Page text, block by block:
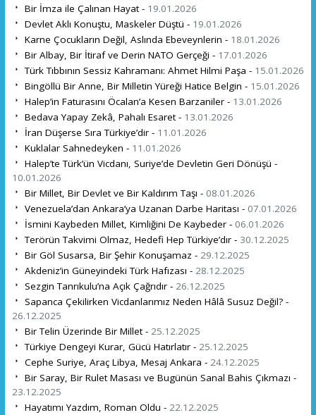
Bir İmza ile Çalınan Hayat - 19.01.2026
Devlet Aklı Konuştu, Maskeler Düştü - 19.01.2026
Karne Çocukların Değil, Aslında Ebeveynlerin - 18.01.2026
Bir Albay, Bir İtiraf ve Derin NATO Gerçeği - 17.01.2026
Türk Tıbbının Sessiz Kahramanı: Ahmet Hilmi Paşa - 15.01.2026
Bingöllü Bir Anne, Bir Milletin Yüreği Hatice Belgin - 15.01.2026
Halep’in Faturasını Öcalan’a Kesen Barzaniler - 13.01.2026
Bedava Yapay Zekâ, Pahalı Esaret - 13.01.2026
İran Düşerse Sıra Türkiye’dir - 11.01.2026
Kuklalar Sahnedeyken - 11.01.2026
Halep’te Türk’ün Vicdanı, Suriye’de Devletin Geri Dönüşü -
10.01.2026
Bir Millet, Bir Devlet ve Bir Kaldırım Taşı - 08.01.2026
Venezuela’dan Ankara’ya Uzanan Darbe Haritası - 07.01.2026
İsmini Kaybeden Millet, Kimliğini De Kaybeder - 06.01.2026
Terörün Takvimi Olmaz, Hedefi Hep Türkiye’dır - 30.12.2025
Bir Göl Susarsa, Bir Şehir Konuşamaz - 29.12.2025
Akdeniz’in Güneyindeki Türk Hafızası - 28.12.2025
Sezgin Tanrıkulu’na Açık Çağrıdır - 26.12.2025
Sapanca Çekilirken Vicdanlarımız Neden Hâlâ Susuz Değil? -
26.12.2025
Bir Telin Üzerinde Bir Millet - 25.12.2025
Türkiye Dengeyi Kurar, Gücü Hatırlatır - 25.12.2025
Cephe Suriye, Araç Libya, Mesaj Ankara - 24.12.2025
Bir Saray, Bir Rulet Masası ve Bugünün Sanal Bahis Çıkmazı -
23.12.2025
Hayatımı Yazdım, Roman Oldu - 22.12.2025